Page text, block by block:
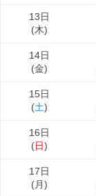
13日
(木)
14日
(金)
15日
(土)
16日
(日)
17日
(月)